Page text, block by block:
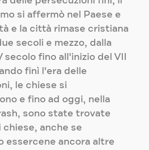
si affermò nel Paese e
e la città rimase cristiana
secoli e mezzo, dalla
secolo fino all'inizio del VII
finì l'era delle
le chiese si
e fino ad oggi, nella
sono state trovate
chiese, anche se
essercene ancora altre